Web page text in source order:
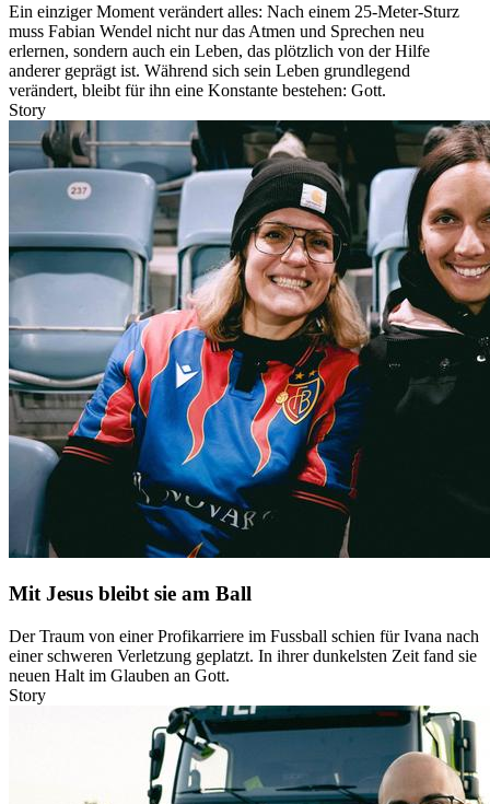
Ein einziger Moment verändert alles: Nach einem 25-Meter-Sturz
muss Fabian Wendel nicht nur das Atmen und Sprechen neu
erlernen, sondern auch ein Leben, das plötzlich von der Hilfe
anderer geprägt ist. Während sich sein Leben grundlegend
verändert, bleibt für ihn eine Konstante bestehen: Gott.
Story
Mit Jesus bleibt sie am Ball
Der Traum von einer Profikarriere im Fussball schien für Ivana nach
einer schweren Verletzung geplatzt. In ihrer dunkelsten Zeit fand sie
neuen Halt im Glauben an Gott.
Story